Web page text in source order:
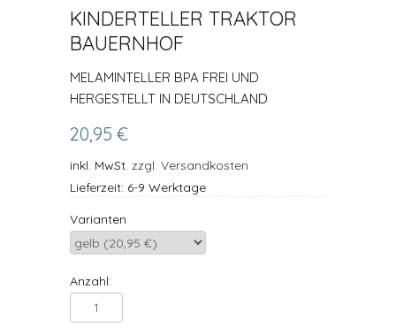
KINDERTELLER TRAKTOR
BAUERNHOF
MELAMINTELLER BPA FREI UND
HERGESTELLT IN DEUTSCHLAND
20,95 €
inkl. MwSt. zzgl. Versandkosten
Lieferzeit: 6-9 Werktage
Varianten
Anzahl: